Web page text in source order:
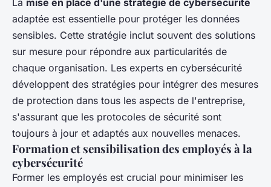
La mise en place d'une stratégie de cybersécurité
adaptée est essentielle pour protéger les données
sensibles. Cette stratégie inclut souvent des solutions
sur mesure pour répondre aux particularités de
chaque organisation. Les experts en cybersécurité
développent des stratégies pour intégrer des mesures
de protection dans tous les aspects de l'entreprise,
s'assurant que les protocoles de sécurité sont
toujours à jour et adaptés aux nouvelles menaces.
Formation et sensibilisation des employés à la
cybersécurité
Former les employés est crucial pour minimiser les